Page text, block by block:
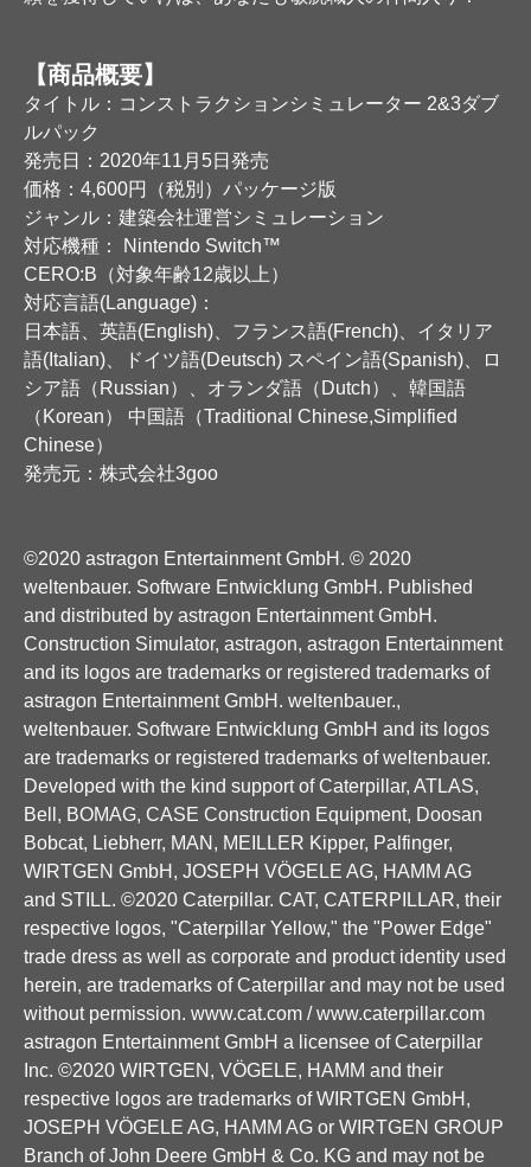
【商品概要】
タイトル：コンストラクションシミュレーター 2&3ダブ
ルパック
発売日：2020年11月5日発売
価格：4,600円（税別）パッケージ版
ジャンル：建築会社運営シミュレーション
対応機種： Nintendo Switch™
CERO:B（対象年齢12歳以上）
対応言語(Language)：
日本語、英語(English)、フランス語(French)、イタリア
語(Italian)、ドイツ語(Deutsch) スペイン語(Spanish)、ロ
シア語（Russian）、オランダ語（Dutch）、韓国語
（Korean） 中国語（Traditional Chinese,Simplified
Chinese）
発売元：株式会社3goo
©2020 astragon Entertainment GmbH. © 2020
weltenbauer. Software Entwicklung GmbH. Published
and distributed by astragon Entertainment GmbH.
Construction Simulator, astragon, astragon Entertainment
and its logos are trademarks or registered trademarks of
astragon Entertainment GmbH. weltenbauer.,
weltenbauer. Software Entwicklung GmbH and its logos
are trademarks or registered trademarks of weltenbauer.
Developed with the kind support of Caterpillar, ATLAS,
Bell, BOMAG, CASE Construction Equipment, Doosan
Bobcat, Liebherr, MAN, MEILLER Kipper, Palfinger,
WIRTGEN GmbH, JOSEPH VÖGELE AG, HAMM AG
and STILL. ©2020 Caterpillar. CAT, CATERPILLAR, their
respective logos, "Caterpillar Yellow," the "Power Edge"
trade dress as well as corporate and product identity used
herein, are trademarks of Caterpillar and may not be used
without permission. www.cat.com / www.caterpillar.com
astragon Entertainment GmbH a licensee of Caterpillar
Inc. ©2020 WIRTGEN, VÖGELE, HAMM and their
respective logos are trademarks of WIRTGEN GmbH,
JOSEPH VÖGELE AG, HAMM AG or WIRTGEN GROUP
Branch of John Deere GmbH & Co. KG and may not be